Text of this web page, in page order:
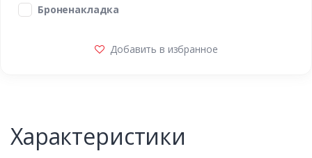
Броненакладка
Добавить в избранное
Характеристики